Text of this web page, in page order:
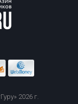
2026 г.